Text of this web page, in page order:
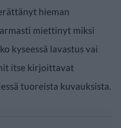
hieman
miettinyt miksi
kyseessä lavastus vai
itse kirjoittavat
tuoreista kuvauksista.